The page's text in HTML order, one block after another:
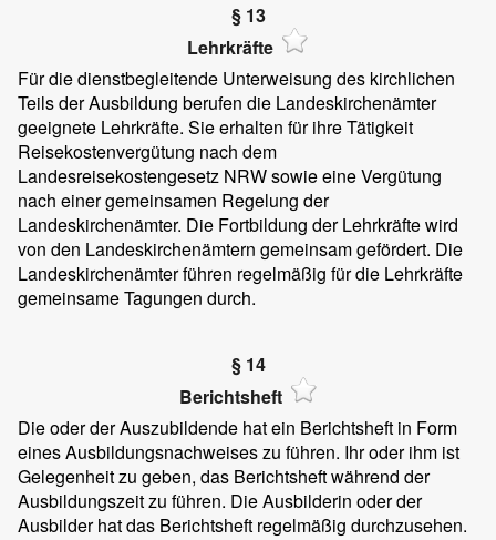
§ 13
Lehrkräfte
Für die dienstbegleitende Unterweisung des kirchlichen
Teils der Ausbildung berufen die Landeskirchenämter
geeignete Lehrkräfte. Sie erhalten für ihre Tätigkeit
Reisekostenvergütung nach dem
Landesreisekostengesetz NRW sowie eine Vergütung
nach einer gemeinsamen Regelung der
Landeskirchenämter. Die Fortbildung der Lehrkräfte wird
von den Landeskirchenämtern gemeinsam gefördert. Die
Landeskirchenämter führen regelmäßig für die Lehrkräfte
gemeinsame Tagungen durch.
§ 14
Berichtsheft
Die oder der Auszubildende hat ein Berichtsheft in Form
eines Ausbildungsnachweises zu führen. Ihr oder ihm ist
Gelegenheit zu geben, das Berichtsheft während der
Ausbildungszeit zu führen. Die Ausbilderin oder der
Ausbilder hat das Berichtsheft regelmäßig durchzusehen.